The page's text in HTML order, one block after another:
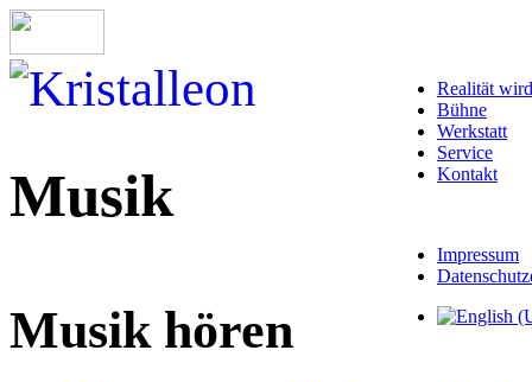
Realität
Bühne
Werkstatt
Service
Kontakt
Impressum
Musik
Musik hören